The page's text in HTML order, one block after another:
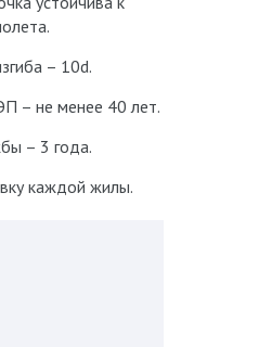
– 10d.
– не менее 40 лет.
– 3 года.
каждой жилы.